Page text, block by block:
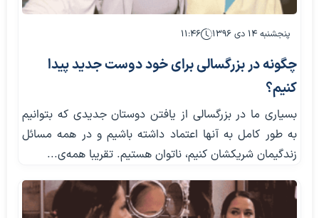
پنجشنبه ۱۴ دی ۱۳۹۶ ۱۱:۴۶
چگونه در بزرگسالی برای خود دوست جدید پیدا
کنیم؟
بسیاری ما در بزرگسالی از یافتن دوستان جدیدی که بتوانیم
به طور کامل به آنها اعتماد داشته باشیم و در همه مسائل
زندگیمان شریکشان کنیم، ناتوان هستیم. تقریبا همه‌ی...